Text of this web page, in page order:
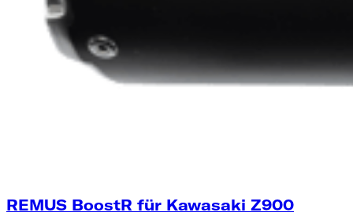
REMUS BoostR für Kawasaki Z900